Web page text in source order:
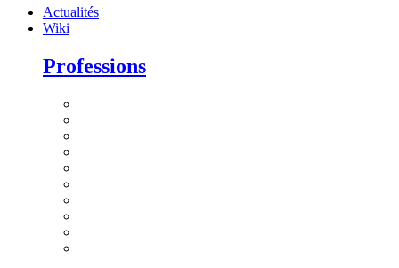
Actualités
Wiki
Professions